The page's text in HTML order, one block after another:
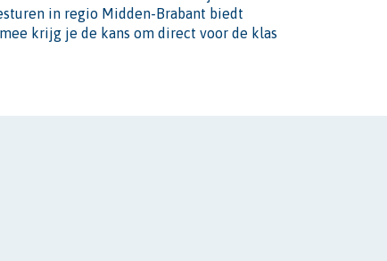
in regio Midden-Brabant biedt
krijg je de kans om direct voor de klas